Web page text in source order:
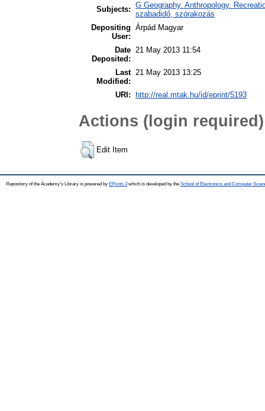
Subjects: G Geography. Anthropology.
szabadidő, szórakozás
Depositing
User:
Árpád Magyar
Date
Deposited:
21 May 2013 11:54
Last
Modified:
21 May 2013 13:25
URI: http://real.mtak.hu/id/eprint/5193
Actions (login required)
Edit Item
Repository of the Academy's Library is powered by EPrints 3which is developed by the School of Electronics and Computer